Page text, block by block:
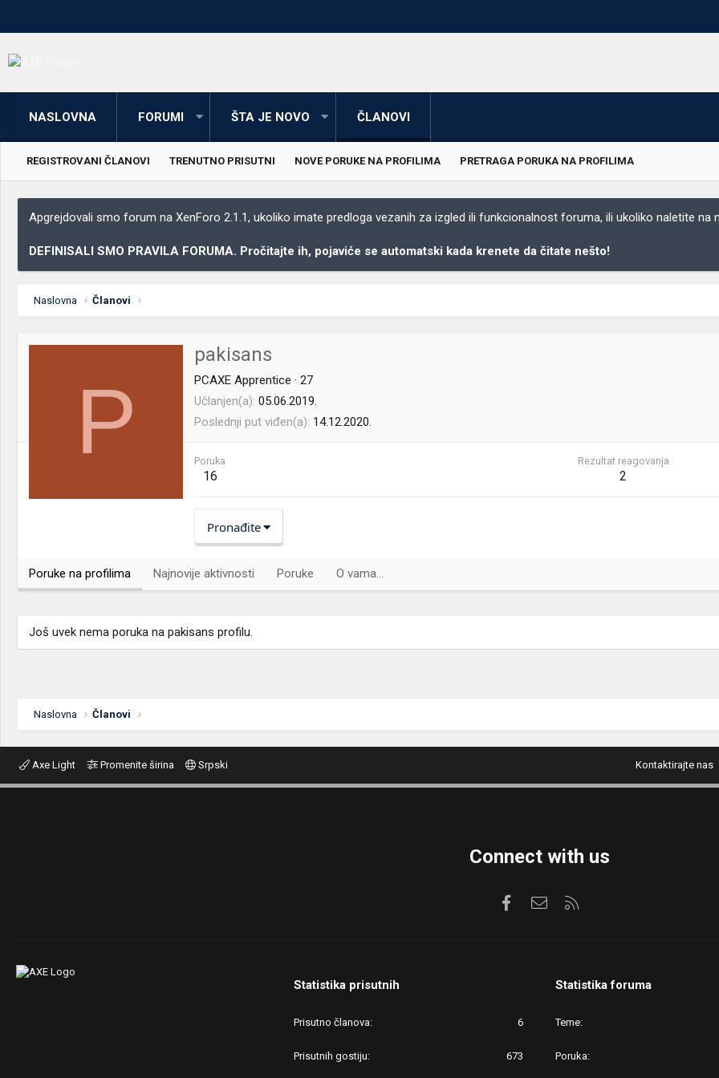
NASLOVNA FORUMI ŠTA JE NOVO ČLANOVI
REGISTROVANI ČLANOVI TRENUTNO PRISUTNI NOVE PORUKE NA PROFILIMA PRETRAGA PORUKA NA PROFILIMA
Apgrejdovali smo forum na XenForo 2.1.1, ukoliko imate predloga vezanih za izgled ili funkcionalnost foruma, ili ukoliko naletite na
DEFINISALI SMO PRAVILA FORUMA. Pročitajte ih, pojaviće se automatski kada krenete da čitate nešto!
Naslovna Članovi
P
pakisans
PCAXE Apprentice · 27
Učlanjen(a) 05.06.2019.
Poslednji put viđen(a) 14.12.2020.
Poruka
16
Rezultat reagovanja
2
Pronađite
Poruke na profilima Najnovije aktivnosti Poruke O vama...
Još uvek nema poruka na pakisans profilu.
Naslovna Članovi
Axe Light Promenite širina Srpski Kontaktirajte nas
Connect with us
FacebookKontaktirajte nas
Statistika prisutnih
Prisutno članova 6
Prisutnih gostiju 673
Statistika foruma
Teme
Poruka